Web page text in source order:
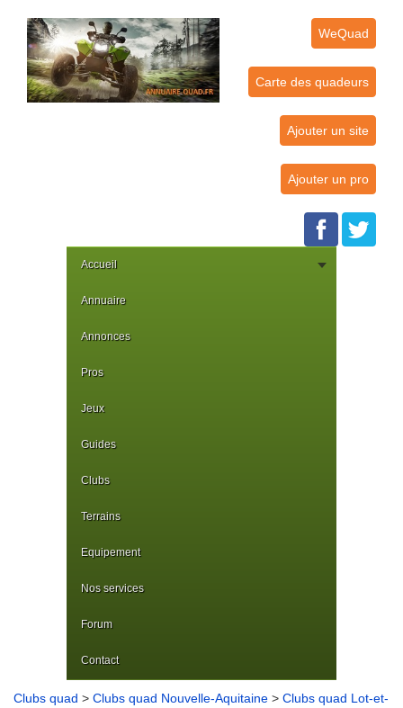
WeQuad
Carte des quadeurs
Ajouter un site
Ajouter un pro
Accueil
Annuaire
Annonces
Pros
Jeux
Guides
Clubs
Terrains
Equipement
Nos services
Forum
Contact
Clubs quad > Clubs quad Nouvelle-Aquitaine > Clubs quad Lot-et-